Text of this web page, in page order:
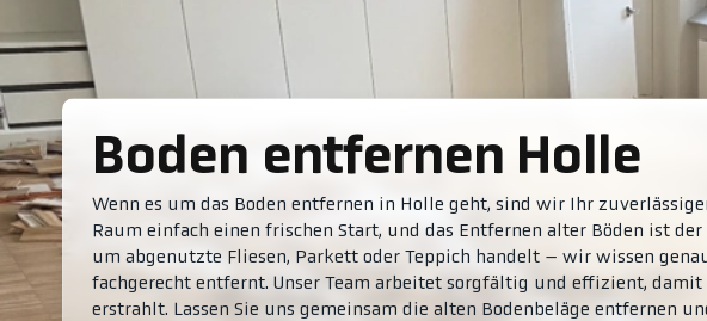
Boden entfernen Holle
Wenn es um das Boden entfernen in Holle geht, sind wir Ihr
Raum einfach einen frischen Start, und das Entfernen alter Böden ist der
um abgenutzte Fliesen, Parkett oder Teppich handelt – wir wissen
fachgerecht entfernt. Unser Team arbeitet sorgfältig und effizient, damit
erstrahlt. Lassen Sie uns gemeinsam die alten Bodenbeläge entfernen